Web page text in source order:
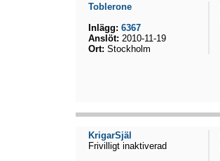
Toblerone
Inlägg: 6367
Anslöt: 2010-11-19
Ort: Stockholm
KrigarSjäl
Frivilligt inaktiverad